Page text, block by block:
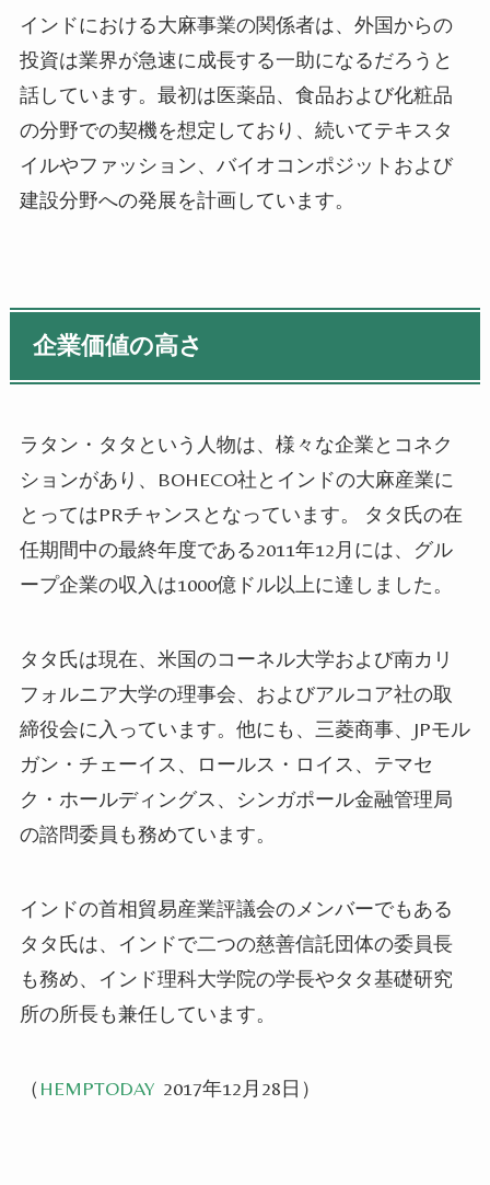
インドにおける大麻事業の関係者は、外国からの
投資は業界が急速に成長する一助になるだろうと
話しています。最初は医薬品、食品および化粧品
の分野での契機を想定しており、続いてテキスタ
イルやファッション、バイオコンポジットおよび
建設分野への発展を計画しています。
企業価値の高さ
ラタン・タタという人物は、様々な企業とコネク
ションがあり、BOHECO社とインドの大麻産業に
とってはPRチャンスとなっています。 タタ氏の在
任期間中の最終年度である2011年12月には、グル
ープ企業の収入は1000億ドル以上に達しました。
タタ氏は現在、米国のコーネル大学および南カリ
フォルニア大学の理事会、 およびアルコア社の取
締役会に入っています。他にも、三菱商事、JPモル
ガン・チェーイ ス、ロールス・ロイス、テマセ
ク・ホールディングス、シンガポール金融管理局
の諮問委員も務めています。
インドの首相貿易産業評議会のメンバーでもある
タタ氏は、インドで二つの慈善信託団体の委員長
も務め、 インド理科大学院の学長やタタ基礎研究
所の所長も兼任しています。
（ HEMPTODAY 2017年12月28日）